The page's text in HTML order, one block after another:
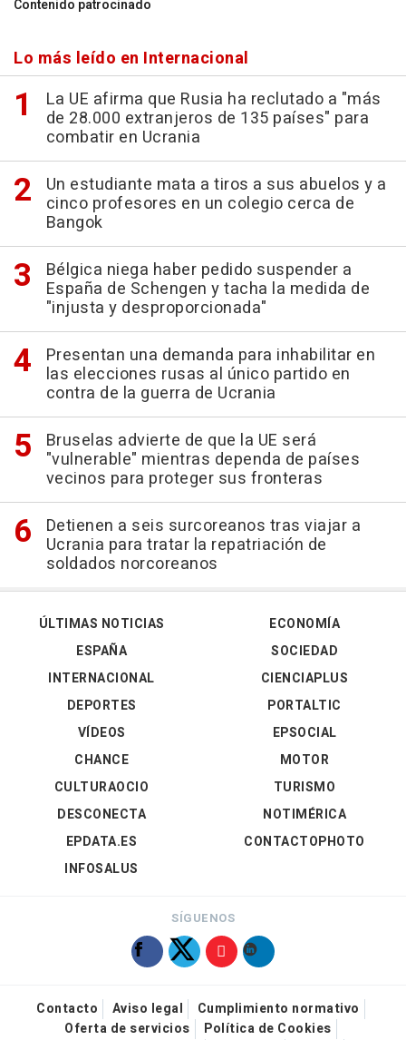
Contenido patrocinado
Lo más leído en Internacional
La UE afirma que Rusia ha reclutado a "más
de 28.000 extranjeros de 135 países" para
combatir en Ucrania
Un estudiante mata a tiros a sus abuelos y a
cinco profesores en un colegio cerca de
Bangok
Bélgica niega haber pedido suspender a
España de Schengen y tacha la medida de
"injusta y desproporcionada"
Presentan una demanda para inhabilitar en
las elecciones rusas al único partido en
contra de la guerra de Ucrania
Bruselas advierte de que la UE será
"vulnerable" mientras dependa de países
vecinos para proteger sus fronteras
Detienen a seis surcoreanos tras viajar a
Ucrania para tratar la repatriación de
soldados norcoreanos
ÚLTIMAS NOTICIAS
ESPAÑA
INTERNACIONAL
DEPORTES
VÍDEOS
ECONOMÍA
SOCIEDAD
CIENCIAPLUS
PORTALTIC
EPSOCIAL
CHANCE
CULTURAOCIO
DESCONECTA
EPDATA.ES
INFOSALUS
MOTOR
TURISMO
NOTIMÉRICA
CONTACTOPHOTO
SÍGUENOS
Contacto Aviso legal
Cumplimiento normativo
Oferta de servicios
Política de Cookies